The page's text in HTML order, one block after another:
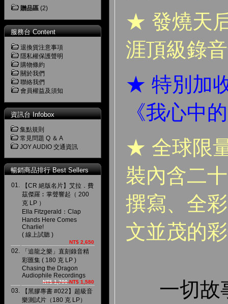
贈品區 (2)
服務台 Content
退換貨注意事項
隱私權保護聲明
購物條約
關於我們
聯絡我們
會員權益及須知
資訊台 Infobox
集點規則
常見問題 Q ＆ A
JOY AUDIO 交通資訊
暢銷商品排行 Best Sellers
01.
【CR 絕版名片】艾拉．費
茲傑羅︰掌聲響起（ 200
克 LP ）
Ella Fitzgerald：Clap
Hands Here Comes
Charlie!
( 線上試聽 )
NT$ 2,650
02.
「追龍之樂」直刻錄音精
彩匯集 ( 180 克 LP )
Chasing the Dragon
Audiophile Recordings
NT$ 1,700NT$ 1,580
03.
【黑膠專書 #022】超級音
樂測試片（180 克 LP）
★ 發燒天
涯頂級錄
★ 特別加
《我心中
★ 全球限
裝內含二
撰寫、全
文並茂的
一切故